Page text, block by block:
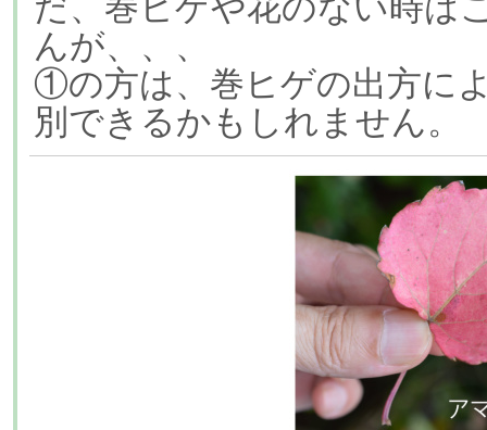
んが、、、
①の方は、巻ヒゲの出方に
別できるかもしれません。